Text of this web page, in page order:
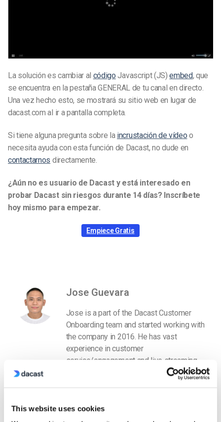
This website uses cookies
La solución es cambiar al código Javascript (JS)embed, que
se encuentra en la pestaña GENERAL de tu canal en directo.
Una vez hecho esto, se mostrará su sitio web en lugar de
dacast.com al ir a pantalla completa.
Si tiene alguna pregunta sobre la incrustación de vídeo o
necesita ayuda con esta función de Dacast, no dude en
contactarnos directamente.
¿Aún no es usuario de Dacast y está interesado en
probar Dacast sin riesgos durante 14 días? Inscríbete
hoy mismo para empezar.
Empiece Gratis
Jose Guevara
Jose is a part of the Dacast Customer
Onboarding team and started working with
the company in 2016. He has vast
experience in customer
service/engagement and live streaming